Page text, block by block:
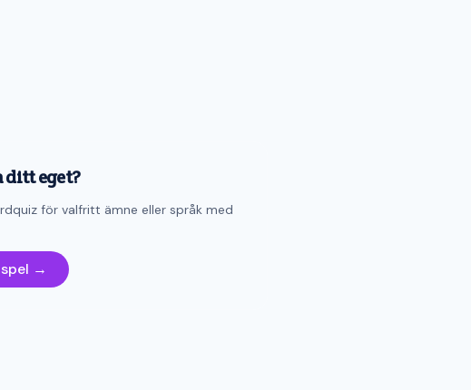
ditt eget?
för valfritt ämne eller språk med
→